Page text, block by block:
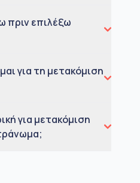
πριν επιλέξω
για τη μετακόμιση
για μετακόμιση